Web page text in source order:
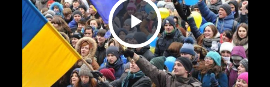
Play Video